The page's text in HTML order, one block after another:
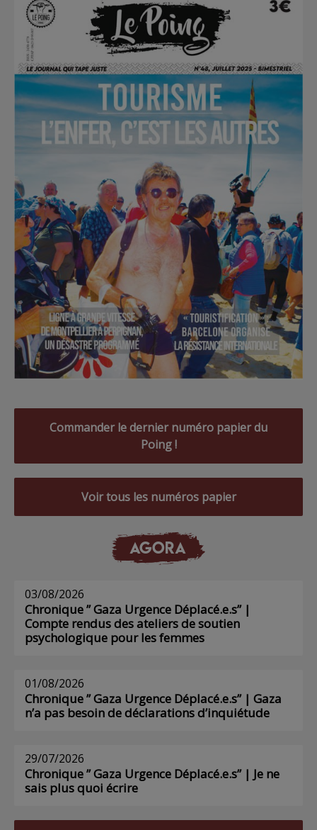
Commander le dernier numéro papier du
Poing !
Voir tous les numéros papier
AGORA
03/08/2026
Chronique ” Gaza Urgence Déplacé.e.s” |
Compte rendus des ateliers de soutien
psychologique pour les femmes
01/08/2026
Chronique ” Gaza Urgence Déplacé.e.s” | Gaza
n’a pas besoin de déclarations d’inquiétude
29/07/2026
Chronique ” Gaza Urgence Déplacé.e.s” | Je ne
sais plus quoi écrire